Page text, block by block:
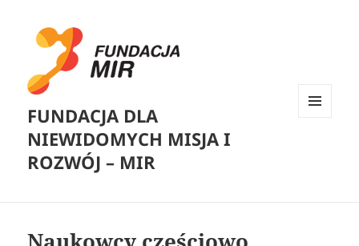
FUNDACJA DLA
NIEWIDOMYCH MISJA I
ROZWÓJ – MIR